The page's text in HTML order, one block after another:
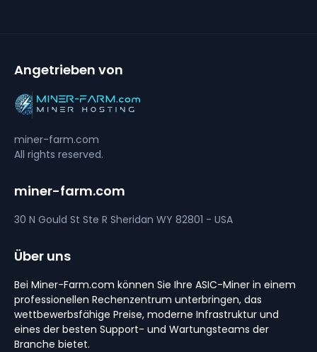
Angetrieben von
miner-farm.com
All rights reserved.
miner-farm.com
30 N Gould St Ste R Sheridan WY 82801 - USA
Über uns
Bei Miner-Farm.com können Sie Ihre ASIC-Miner in einem
professionellen Rechenzentrum unterbringen, das
wettbewerbsfähige Preise, moderne Infrastruktur und
eines der besten Support- und Wartungsteams der
Branche bietet.